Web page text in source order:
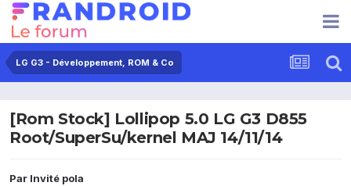
LG G3 - Développement, ROM & Co
[Rom Stock] Lollipop 5.0 LG G3 D855
Root/SuperSu/kernel MAJ 14/11/14
Par Invité pola